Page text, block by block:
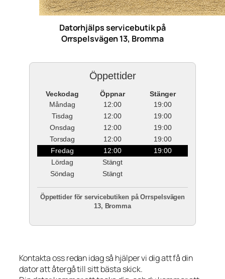
Datorhjälps servicebutik på
Orrspelsvägen 13, Bromma
Öppettider
Veckodag Öppnar
Stänger
Måndag
12:00
19:00
Tisdag
12:00
19:00
Onsdag
12:00
19:00
Torsdag
12:00
19:00
Fredag
12:00
19:00
Lördag
Stängt
Söndag
Stängt
Öppettider för servicebutiken på Orrspelsvägen
13, Bromma
Kontakta oss redan idag så hjälper vi dig att få din
dator att återgå till sitt bästa skick.